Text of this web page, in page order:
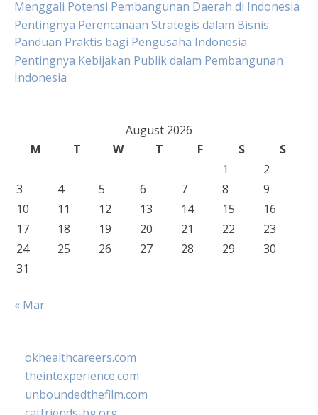
Menggali Potensi Pembangunan Daerah di Indonesia
Pentingnya Perencanaan Strategis dalam Bisnis:
Panduan Praktis bagi Pengusaha Indonesia
Pentingnya Kebijakan Publik dalam Pembangunan
Indonesia
August 2026
M
T W T F S
S
1
2
3
4 5 6 7 8
9
10
11 12 13 14 15
16
17
18 19 20 21 22
23
24
25 26 27 28 29
30
31
« Mar
okhealthcareers.com
theintexperience.com
unboundedthefilm.com